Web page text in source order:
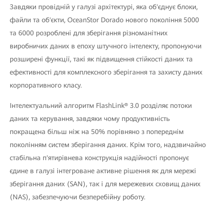
Завдяки провідній у галузі архітектурі, яка об'єднує блоки,
файли та об'єкти, OceanStor Dorado нового покоління 5000
та 6000 розроблені для зберігання різноманітних
виробничих даних в епоху штучного інтелекту, пропонуючи
розширені функції, такі як підвищення стійкості даних та
ефективності для комплексного зберігання та захисту даних
корпоративного класу.
Інтелектуальний алгоритм FlashLink® 3.0 розділяє потоки
даних та керування, завдяки чому продуктивність
покращена більш ніж на 50% порівняно з попереднім
поколінням систем зберігання даних. Крім того, надзвичайно
стабільна п'ятирівнева конструкція надійності пропонує
єдине в галузі інтегроване активне рішення як для мережі
зберігання даних (SAN), так і для мережевих сховищ даних
(NAS), забезпечуючи безперебійну роботу.